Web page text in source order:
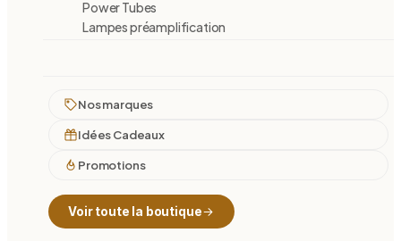
Power Tubes
Lampes préamplification
Nos marques
Idées Cadeaux
Promotions
Voir toute la boutique